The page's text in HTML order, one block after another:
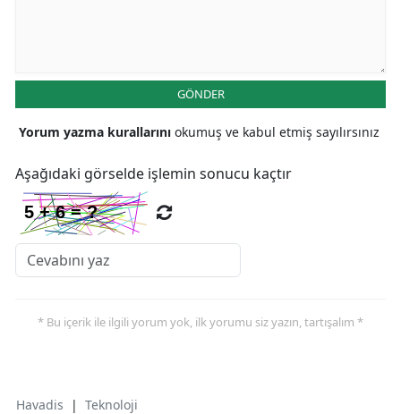
GÖNDER
Yorum yazma kurallarını okumuş ve kabul etmiş sayılırsınız
Aşağıdaki görselde işlemin sonucu kaçtır
* Bu içerik ile ilgili yorum yok, ilk yorumu siz yazın, tartışalım *
Havadis | Teknoloji